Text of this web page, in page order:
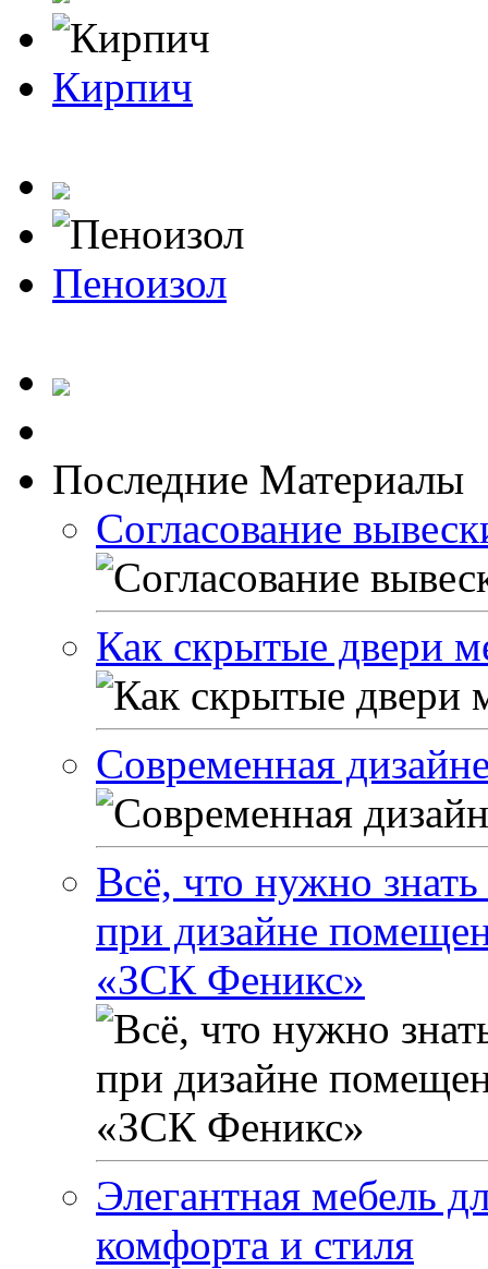
Кирпич
Пеноизол
Последние Материалы
Согласование
Как скрытые двери
Современная
Всё, что нужно
при дизайне
«ЗСК Феникс»
Элегантная мебель
комфорта и стиля